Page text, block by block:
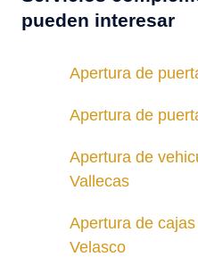
pueden interesar
Apertura de
Apertura de
Apertura de
Vallecas
Apertura de
Velasco